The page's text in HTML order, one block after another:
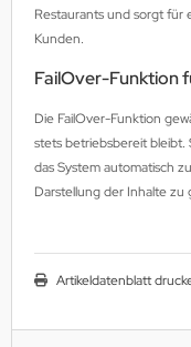
Restaurants und sorgt für
Kunden.
FailOver-Funktion
Die FailOver-Funktion
stets betriebsbereit bleibt.
das System automatisch
Darstellung der Inhalte zu
Artikeldatenblatt